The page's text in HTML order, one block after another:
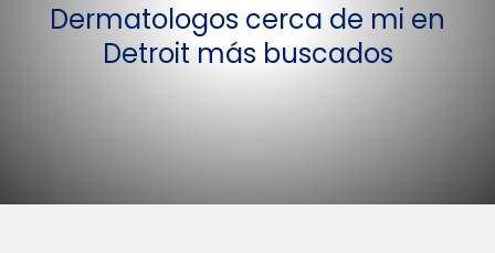
Dermatologos cerca de mi en
Detroit más buscados